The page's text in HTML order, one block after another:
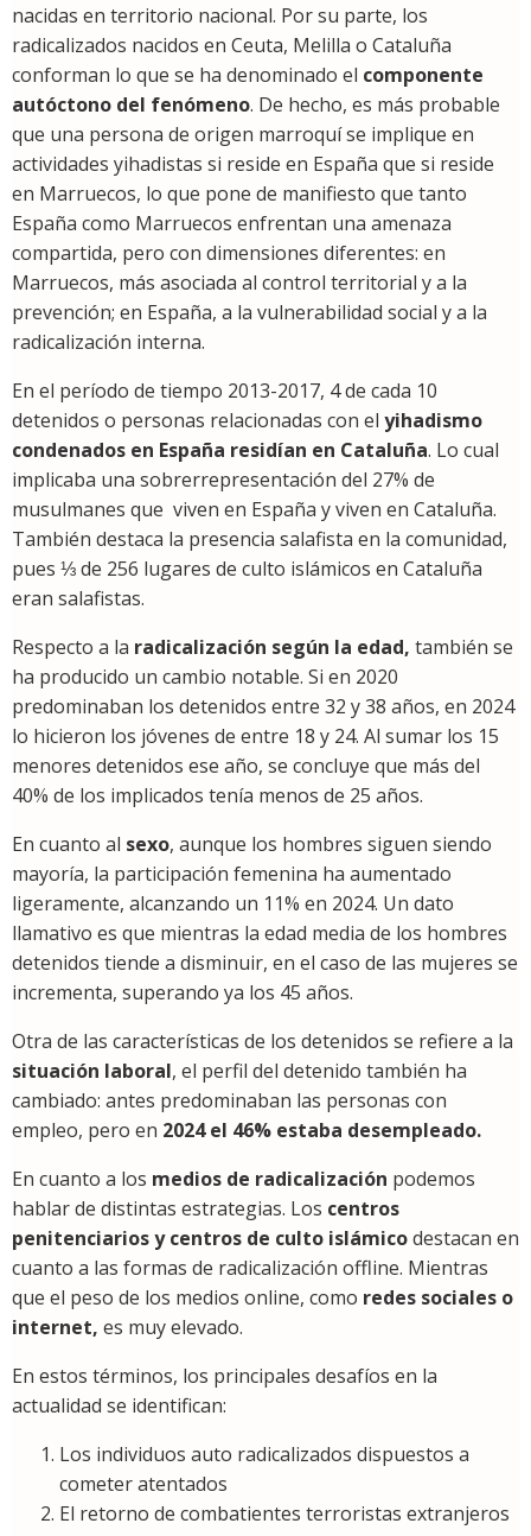
nacidas en territorio nacional. Por su parte, los
radicalizados nacidos en Ceuta, Melilla o Cataluña
conforman lo que se ha denominado el componente
autóctono del fenómeno. De hecho, es más probable
que una persona de origen marroquí se implique en
actividades yihadistas si reside en España que si reside
en Marruecos, lo que pone de manifiesto que tanto
España como Marruecos enfrentan una amenaza
compartida, pero con dimensiones diferentes: en
Marruecos, más asociada al control territorial y a la
prevención; en España, a la vulnerabilidad social y a la
radicalización interna.
En el período de tiempo 2013-2017, 4 de cada 10
detenidos o personas relacionadas con el yihadismo
condenados en España residían en Cataluña. Lo cual
implicaba una sobrerrepresentación del 27% de
musulmanes que viven en España y viven en Cataluña.
También destaca la presencia salafista en la comunidad,
pues ⅓ de 256 lugares de culto islámicos en Cataluña
eran salafistas.
Respecto a la radicalización según la edad, también se
ha producido un cambio notable. Si en 2020
predominaban los detenidos entre 32 y 38 años, en 2024
lo hicieron los jóvenes de entre 18 y 24. Al sumar los 15
menores detenidos ese año, se concluye que más del
40% de los implicados tenía menos de 25 años.
En cuanto al sexo, aunque los hombres siguen siendo
mayoría, la participación femenina ha aumentado
ligeramente, alcanzando un 11% en 2024. Un dato
llamativo es que mientras la edad media de los hombres
detenidos tiende a disminuir, en el caso de las mujeres se
incrementa, superando ya los 45 años.
Otra de las características de los detenidos se refiere a la
situación laboral, el perfil del detenido también ha
cambiado: antes predominaban las personas con
empleo, pero en 2024 el 46% estaba desempleado.
En cuanto a los medios de radicalización podemos
hablar de distintas estrategias. Los centros
penitenciarios y centros de culto islámicodestacan en
cuanto a las formas de radicalización offline. Mientras
que el peso de los medios online, como redes sociales o
internet, es muy elevado.
En estos términos, los principales desafíos en la
actualidad se identifican:
Los individuos auto radicalizados dispuestos a
cometer atentados
El retorno de combatientes terroristas extranjeros